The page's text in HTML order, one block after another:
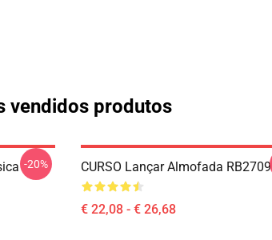
vendidos produtos
-20% CURSO Lançar Almofada RB2709
€ 22,08 - € 26,68